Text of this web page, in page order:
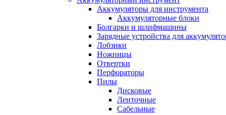
Аккумуляторы для инструмента
Аккумуляторные блоки
Болгарки и шлифмашины
Зарядные устройства для
Лобзики
Ножницы
Отвертки
Перфораторы
Пилы
Дисковые
Ленточные
Сабельные